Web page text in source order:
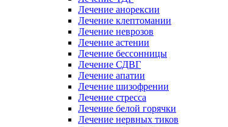
Лечение анорексии
Лечение клептомании
Лечение неврозов
Лечение астении
Лечение бессонницы
Лечение СДВГ
Лечение апатии
Лечение шизофрении
Лечение стресса
Лечение белой горячки
Лечение нервных тиков